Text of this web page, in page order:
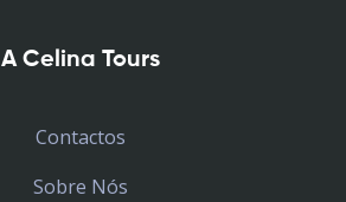
A Celina Tours
Contactos
Sobre Nós